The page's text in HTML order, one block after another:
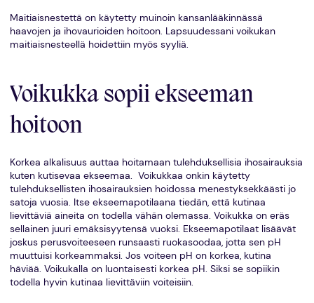
Maitiaisnestettä on käytetty muinoin kansanlääkinnässä
haavojen ja ihovaurioiden hoitoon. Lapsuudessani voikukan
maitiaisnesteellä hoidettiin myös syyliä.
Voikukka sopii ekseeman
hoitoon
Korkea alkalisuus auttaa hoitamaan tulehduksellisia ihosairauksia
kuten kutisevaa ekseemaa. Voikukkaa onkin käytetty
tulehduksellisten ihosairauksien hoidossa menestyksekkäästi jo
satoja vuosia. Itse ekseemapotilaana tiedän, että kutinaa
lievittäviä aineita on todella vähän olemassa. Voikukka on eräs
sellainen juuri emäksisyytensä vuoksi. Ekseemapotilaat lisäävät
joskus perusvoiteeseen runsaasti ruokasoodaa, jotta sen pH
muuttuisi korkeammaksi. Jos voiteen pH on korkea, kutina
häviää. Voikukalla on luontaisesti korkea pH. Siksi se sopiikin
todella hyvin kutinaa lievittäviin voiteisiin.